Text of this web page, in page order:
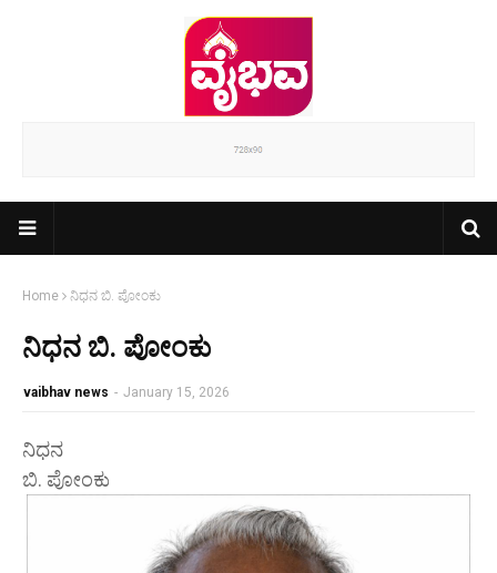
Home ನಿಧನ ಬಿ. ಪೋಂಕು
ನಿಧನ ಬಿ. ಪೋಂಕು
vaibhav news - January 15, 2026
ನಿಧನ
ಬಿ. ಪೋಂಕು